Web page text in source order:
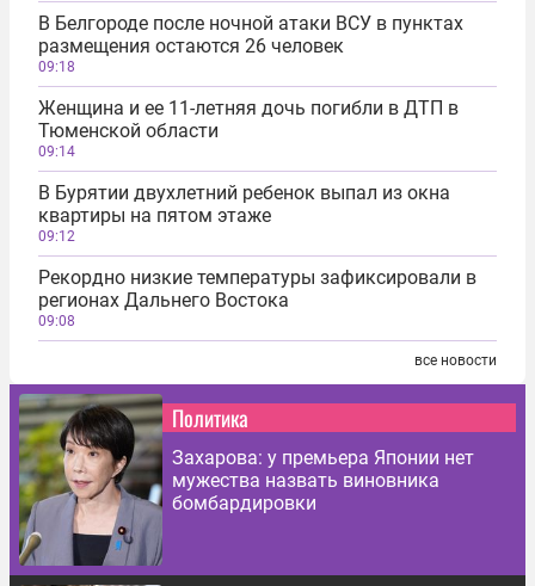
В Белгороде после ночной атаки ВСУ в пунктах
размещения остаются 26 человек
09:18
Женщина и ее 11-летняя дочь погибли в ДТП в
Тюменской области
09:14
В Бурятии двухлетний ребенок выпал из окна
квартиры на пятом этаже
09:12
Рекордно низкие температуры зафиксировали в
регионах Дальнего Востока
09:08
все новости
Политика
Захарова: у премьера Японии нет
мужества назвать виновника
бомбардировки